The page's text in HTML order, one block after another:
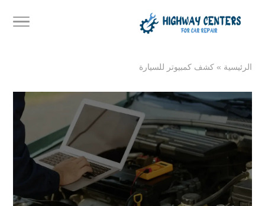
الرئيسية » كشف كمبيوتر للسيارة